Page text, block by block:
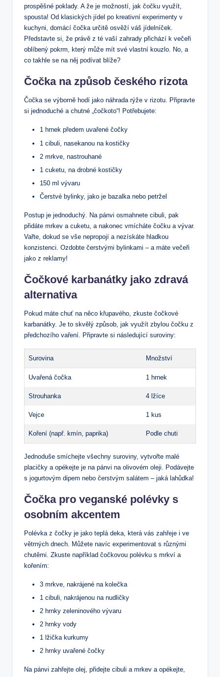
prospěšné poklady. A že je možností, jak čočku využít,
spousta! Od klasických jídel po kreativní experimenty v
kuchyni, domácí čočka určitě osvěží váš jídelníček.
Představte si, že právě z té vaší zahrady přichází k večeři
oblíbený pokrm, který může mít své vlastní kouzlo. No, a
co takhle se na něj podívat blíže?
Čočka na způsob českého rizota
Čočka se výborně hodí jako náhrada rýže v rizotu. Připravte
si jednoduché a chutné „čočkoto“! Potřebujete:
1 hrnek předem uvařené čočky
1 cibuli, nasekanou na kostičky
2 mrkve, nastrouhané
1 cuketu, na drobné kostičky
150 ml vývaru
Čerstvé bylinky, jako je bazalka nebo petržel
Postup je jednoduchý. Na pánvi osmahnete cibuli, pak
přidáte mrkev a cuketu, a nakonec vmícháte čočku a vývar.
Vařte, dokud se vše nepropojí a nezískáte hladkou
konzistenci. Ozdobte čerstvými bylinkami – a máte večeři
jako z reklamy!
Čočkové karbanátky jako zdravá
alternativa
Pokud máte chuť na něco křupavého, zkuste čočkové
karbanátky. Je to skvělý způsob, jak využít zbylou čočku z
předchozího vaření. Připravte si následující suroviny:
Surovina Množství
Uvařená čočka 1 hrnek
Strouhanka 4 lžíce
Vejce 1 kus
Koření (např. kmín, paprika) Podle chuti
Jednoduše smíchejte všechny suroviny, vytvořte malé
placičky a opékejte je na pánvi na olivovém oleji. Podávejte
s jogurtovým dipem nebo čerstvým salátem – jaká lahůdka!
Čočka pro veganské polévky s
osobním akcentem
Polévka z čočky je jako teplá deka, která vás zahřeje i ve
větrných dnech. Můžete navíc experimentovat s různými
chutěmi. Zkuste například čočkovou polévku s mrkví a
kořením:
3 mrkve, nakrájené na kolečka
1 cibuli, nakrájenou na nudličky
2 hrnky zeleninového vývaru
2 hrnky vody
1 lžička kurkumy
2 hrnky uvařené čočky
Na pánvi zahřejte olej, přidejte cibuli a mrkev a opékejte,